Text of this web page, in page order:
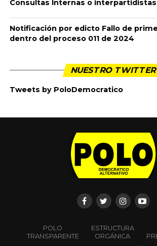
ARTÍCULOS RELACIONADOS
ARTÍCULO ANTERIOR 👉🏻
SIGUIENTE ARTÍCULO 👈🏻
PRIMERO DE MAYO 2020, LA
AGUDIZA LA CRISIS ECONOMICA
TE PODRÍA GUSTAR
CLICK PARA COMENTAR